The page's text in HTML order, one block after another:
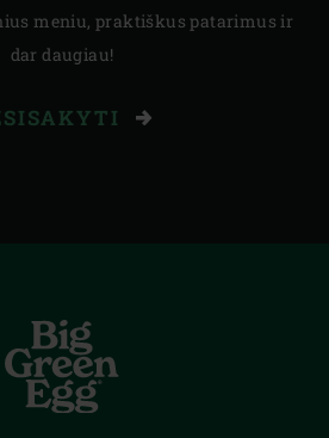
meniu, praktiškus patarimus ir
dar daugiau!